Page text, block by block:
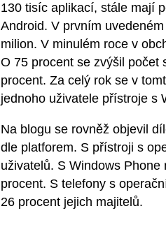
130 tisíc aplikací, stále mají
Android. V prvním
milion. V minulém roce v
O 75 procent se zvýšil počet
procent. Za celý rok se v
jednoho uživatele přístroje s
Na blogu se rovněž objevil
dle platforem. S přístroji s
uživatelů. S Windows
procent. S telefony s
26 procent jejich majitelů.